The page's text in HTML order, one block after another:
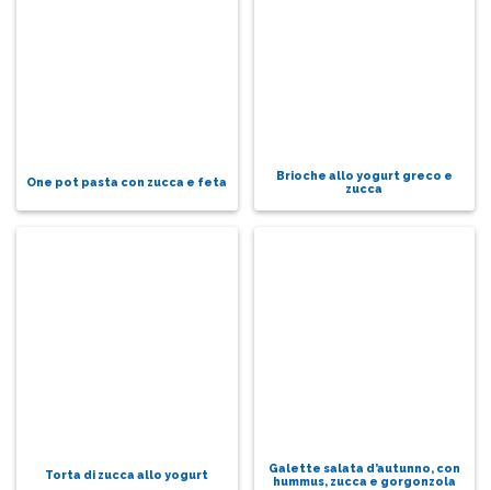
One pot pasta con zucca e feta
Brioche allo yogurt greco e
zucca
Torta di zucca allo yogurt
Galette salata d’autunno, con
hummus, zucca e gorgonzola